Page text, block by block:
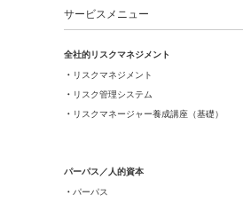
サービスメニュー
全社的リスクマネジメント
リスクマネジメント
リスク管理システム
リスクマネージャー養成講座（基礎）
パーパス／人的資本
パーパス